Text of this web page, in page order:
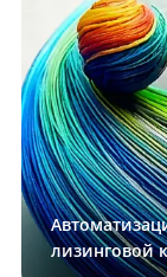
лизинговой